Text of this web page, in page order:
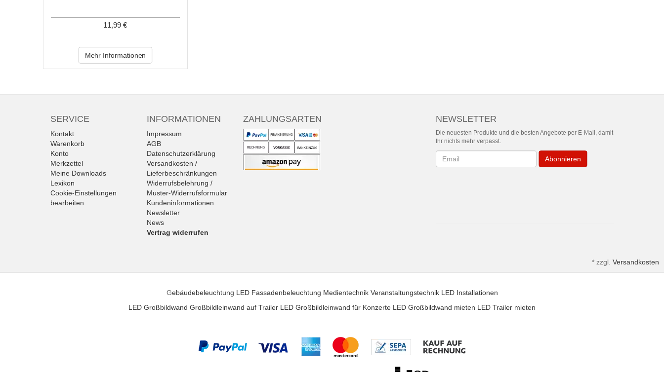
11,99 €
Mehr Informationen
SERVICE
Kontakt
Warenkorb
Konto
Merkzettel
Meine Downloads
Lexikon
Cookie-Einstellungen
bearbeiten
INFORMATIONEN
Impressum
AGB
Datenschutzerklärung
Versandkosten /
Lieferbeschränkungen
Widerrufsbelehrung /
Muster-Widerrufsformular
Kundeninformationen
Newsletter
News
Vertrag widerrufen
ZAHLUNGSARTEN NEWSLETTER
Die neuesten Produkte und die besten Angebote per E-Mail, damit
Ihr nichts mehr verpasst.
Newsletter Abonnieren
* zzgl. Versandkosten
Gebäudebeleuchtung LED Fassadenbeleuchtung Medientechnik Veranstaltungstechnik LED Installationen
LED Großbildwand Großbildleinwand auf Trailer LED Großbildleinwand für Konzerte LED Großbildwand mieten LED Trailer mieten